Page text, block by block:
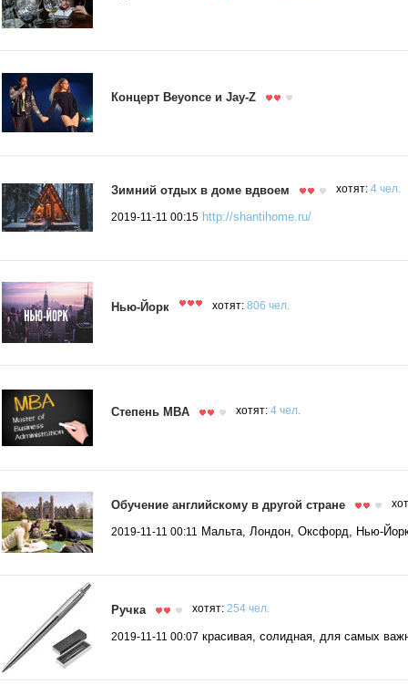
Концерт Beyonce и Jay-Z
Зимний отдых в доме вдвоем хотят: 4 чел.
2019-11-11 00:15 http://shantihome.ru/
Нью-Йорк хотят: 806 чел.
Степень MBA хотят: 4 чел.
Обучение английскому в другой стране
2019-11-11 00:11 Мальта, Лондон, Оксфорд, Нью-
Ручка хотят: 254 чел.
2019-11-11 00:07 красивая, солидная, для самых